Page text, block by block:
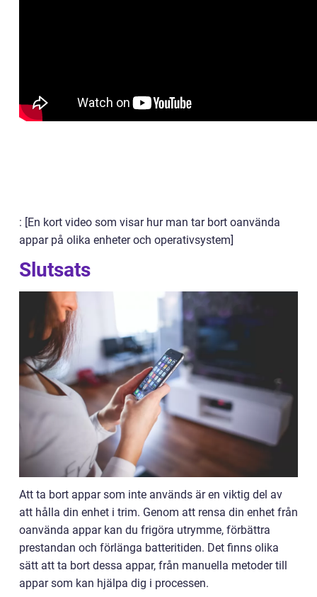
: [En kort video som visar hur man tar bort oanvända
appar på olika enheter och operativsystem]
Slutsats
Att ta bort appar som inte används är en viktig del av
att hålla din enhet i trim. Genom att rensa din enhet från
oanvända appar kan du frigöra utrymme, förbättra
prestandan och förlänga batteritiden. Det finns olika
sätt att ta bort dessa appar, från manuella metoder till
appar som kan hjälpa dig i processen.